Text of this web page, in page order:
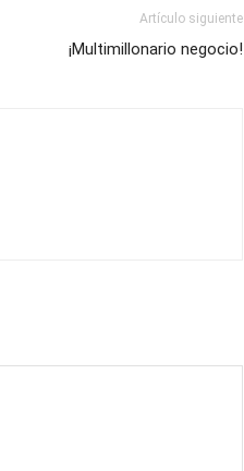
Artículo siguiente
¡Multimillonario negocio!